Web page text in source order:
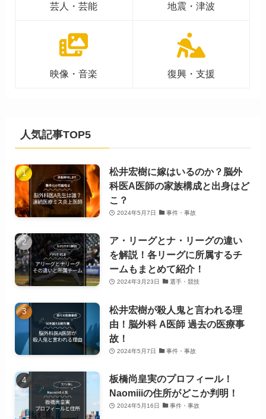
芸人・芸能 地震・津波
映像・音楽 復興・支援
人気記事TOP5
松井宏樹に嫁はいるのか？脳外
科医A医師の家族構成と出身はど
こ？
2024年5月7日 事件・事故
ア・リーグとナ・リーグの違い
を解説！各リーグに所属するチ
ームもまとめて紹介！
2024年3月23日 選手・競技
松井宏樹が殺人鬼と言われる理
由！脳外科 A医師 過去の医療事
故！
2024年5月7日 事件・事故
板橋尚皇実のプロフィール！
Naomiiiの住所がどこか判明！
2024年5月16日 事件・事故